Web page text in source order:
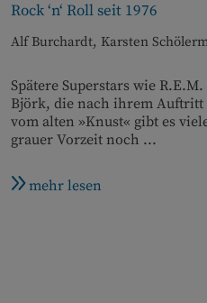
Rock ‘n‘ Roll seit 1976
Alf Burchardt, Karsten
Spätere Superstars wie
Björk, die nach ihrem Auftritt
vom alten »Knust« gibt es
grauer Vorzeit noch ...
mehr lesen